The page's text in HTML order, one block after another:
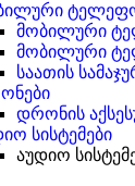
მობილური
მობილური
საათის
დრონის
სისტემები
აუდიო